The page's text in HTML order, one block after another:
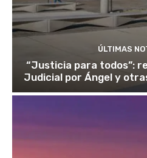
ÚLTIMAS
“Justicia para todos”:
Judicial por Ángel y